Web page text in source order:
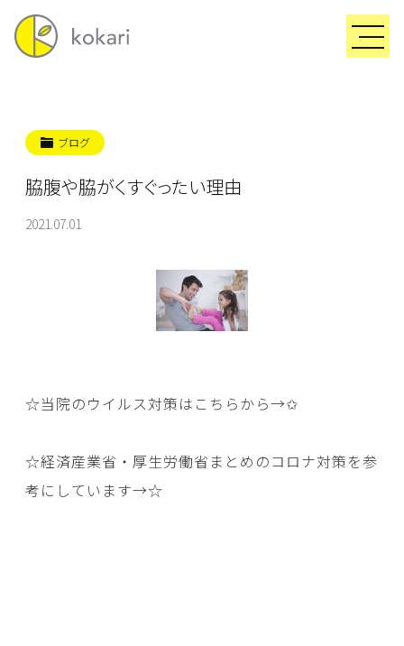
ブログ
脇腹や脇がくすぐったい理由
2021.07.01
☆当院のウイルス対策はこちらから→✩
☆経済産業省・厚生労働省まとめのコロナ対策を参
考にしています→☆